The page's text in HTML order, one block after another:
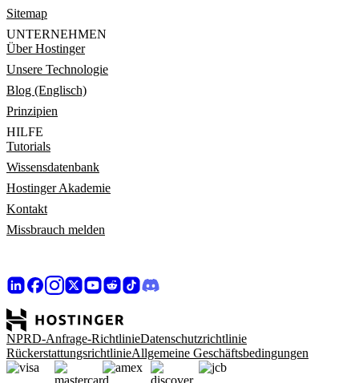
Sitemap
UNTERNEHMEN
Über Hostinger
Unsere Technologie
Blog (Englisch)
Prinzipien
HILFE
Tutorials
Wissensdatenbank
Hostinger Akademie
Kontakt
Missbrauch melden
NPRD-Anfrage-RichtlinieDatenschutzrichtlinie
RückerstattungsrichtlinieAllgemeine Geschäftsbedingungen